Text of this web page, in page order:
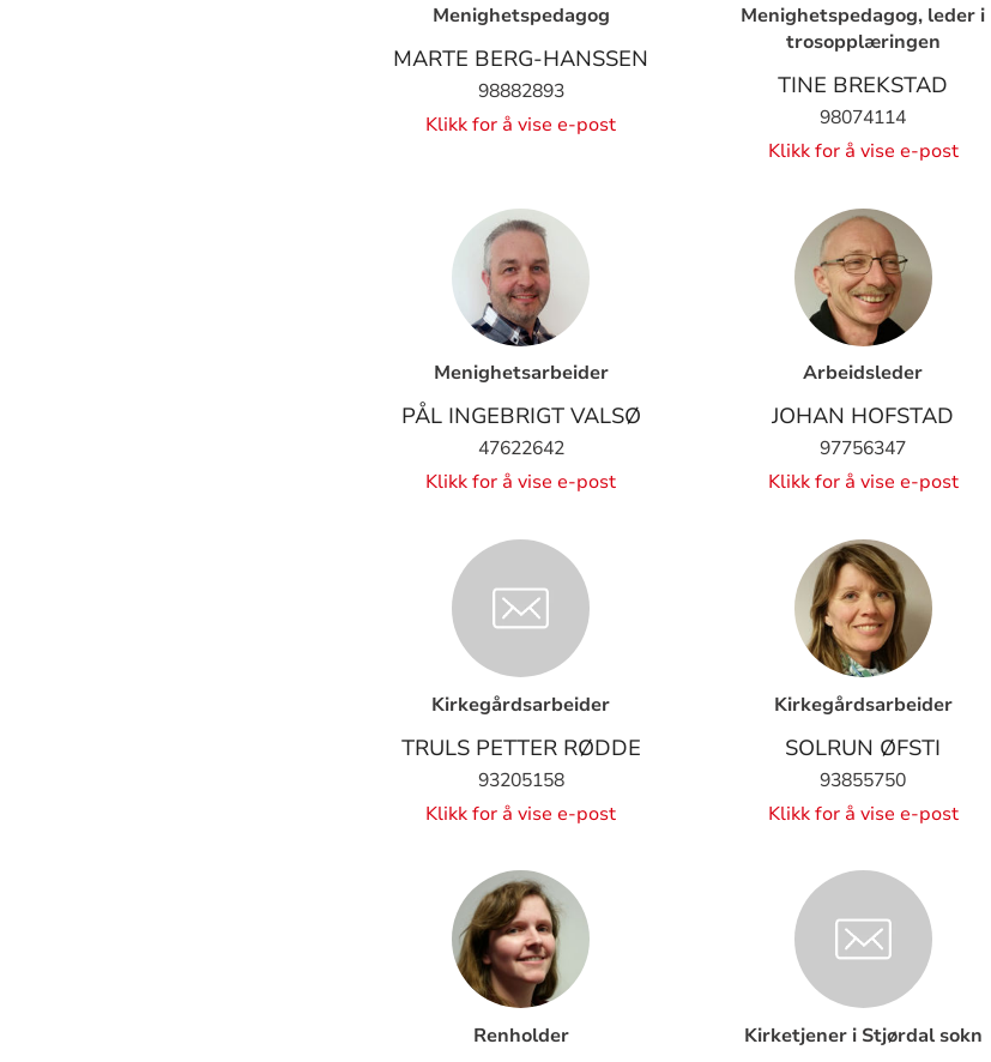
Menighetspedagog
MARTE BERG-HANSSEN
98882893
Klikk for å vise e-post
Menighetspedagog, leder i
trosopplæringen
TINE BREKSTAD
98074114
Klikk for å vise e-post
Menighetsarbeider
PÅL INGEBRIGT VALSØ
47622642
Klikk for å vise e-post
Arbeidsleder
JOHAN HOFSTAD
97756347
Klikk for å vise e-post
Kirkegårdsarbeider
TRULS PETTER RØDDE
93205158
Klikk for å vise e-post
Kirkegårdsarbeider
SOLRUN ØFSTI
93855750
Klikk for å vise e-post
Renholder Kirketjener i Stjørdal sokn